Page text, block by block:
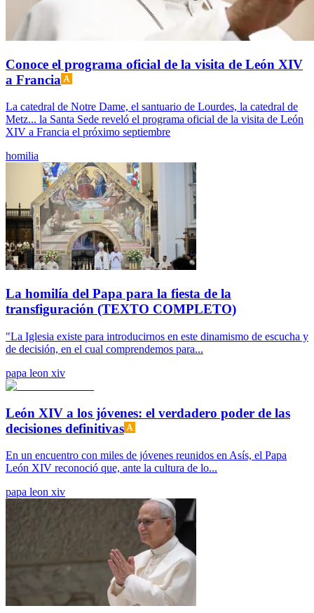
Conoce el programa oficial de la visita de León XIV
a Francia
La catedral de Notre Dame, el santuario de Lourdes, la catedral de
Metz... la Santa Sede reveló el programa oficial de la visita de León
XIV a Francia el próximo septiembre
homilia
La homilía del Papa para la fiesta de la
transfiguración (TEXTO COMPLETO)
"La Iglesia existe para introducirnos en este dinamismo de escucha y
de decisión, en el cual comprendemos para...
papa leon xiv
León XIV a los jóvenes: el verdadero poder de las
decisiones definitivas
En un encuentro con miles de jóvenes reunidos en Asís, el Papa
León XIV reconoció que, ante la cultura de lo...
papa leon xiv